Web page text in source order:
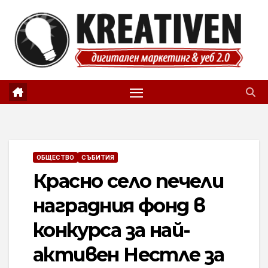
content
ОБЩЕСТВО СЪБИТИЯ
Красно село печели
наградния фонд в
конкурса за най-
активен Нестле за